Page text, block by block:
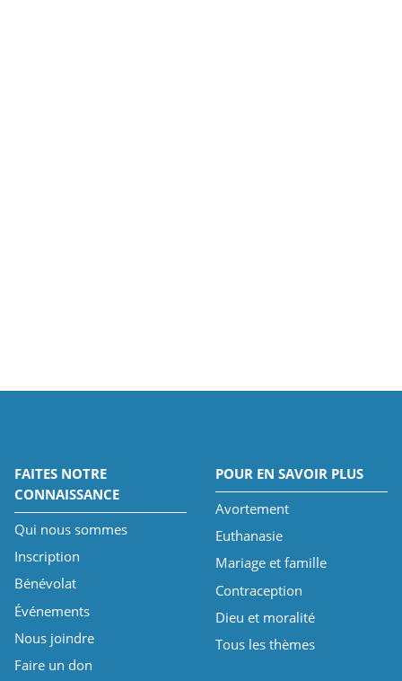
FAITES NOTRE
CONNAISSANCE
Qui nous sommes
Inscription
Bénévolat
Événements
Nous joindre
Faire un don
POUR EN SAVOIR PLUS
Avortement
Euthanasie
Mariage et famille
Contraception
Dieu et moralité
Tous les thèmes